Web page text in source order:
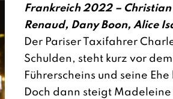
Frankreich 2022 –
Renaud, Dany Boon, Alice
Der Pariser Taxifahrer
Schulden, steht kurz vor
Führerscheins und seine
Doch dann steigt Madeleine